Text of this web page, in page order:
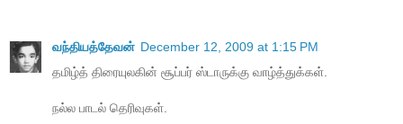
வந்தியத்தேவன் December 12, 2009 at 1:15 PM
தமிழ்த் திரையுலகின் சூப்பர் ஸ்டாருக்கு வாழ்த்துக்கள்.
நல்ல பாடல் தெரிவுகள்.